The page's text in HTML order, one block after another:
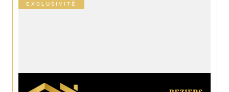
EXCLUSIVITÉ